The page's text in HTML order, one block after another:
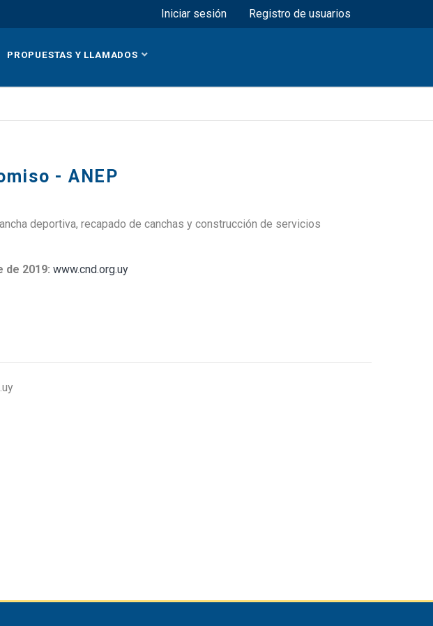
Menú superior
Iniciar sesión Registro de usuarios
PROPUESTAS Y LLAMADOS
- ANEP
deportiva, recapado de canchas y construcción de servicios
de 2019: www.cnd.org.uy